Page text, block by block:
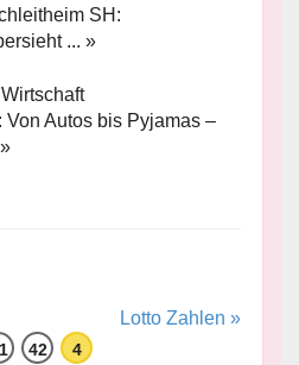
SH:
... »
Von Autos bis Pyjamas –
Lotto Zahlen »
42 4